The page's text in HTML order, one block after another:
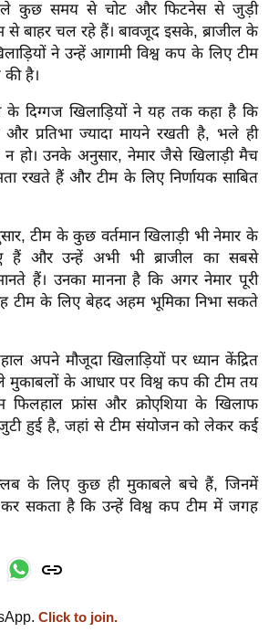
कुछ समय से चोट और फिटनेस से जुड़ी
बाहर चल रहे हैं। बावजूद इसके, ब्राजील के
ने उन्हें आगामी विश्व कप के लिए टीम
है।
के दिग्गज खिलाड़ियों ने यह तक कहा है कि
प्रतिभा ज्यादा मायने रखती है, भले ही
न हो। उनके अनुसार, नेमार जैसे खिलाड़ी मैच
रखते हैं और टीम के लिए निर्णायक साबित
टीम के कुछ वर्तमान खिलाड़ी भी नेमार के
हैं और उन्हें अभी भी ब्राजील का सबसे
हैं। उनका मानना है कि अगर नेमार पूरी
टीम के लिए बेहद अहम भूमिका निभा सकते
अपने मौजूदा खिलाड़ियों पर ध्यान केंद्रित
के आधार पर विश्व कप की टीम तय
फिलहाल फ्रांस और क्रोएशिया के खिलाफ
हुई है, जहां से टीम संयोजन को लेकर कई
के लिए कुछ ही मुकाबले बचे हैं, जिनमें
कर सकता है कि उन्हें विश्व कप टीम में जगह
Click to join.